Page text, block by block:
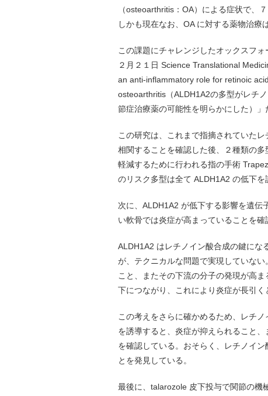
（osteoarthritis：OA）による症状で、
しかも現在なお、OA に対する薬物治療
この課題にチャレンジしたオックスフ
２月２１日 Science Translational
an anti-inflammatory role for retinoic
osteoarthritis（ALDH1A2の多型がレチ
節症治療薬の可能性を明らかにした）」
この研究は、これまで指摘されていた
相関することを確認した後、２種類の
軽減するために行われる指の手術
のリスク多型は全て ALDH1A2 の低下を
次に、ALDH1A2 が低下する影響を遺
い軟骨では炎症が高まっていることを確
ALDH1A2 はレチノイン酸合成の鍵にな
が、テクニカルな問題で実現していな
こと、またその下流の分子の発現が高
下につながり、これにより炎症が長引く
この考えをさらに確かめるため、レチ
を誘導すると、炎症が抑えられること
を確認している。おそらく、レチノイ
とを発見している。
最後に、talarozole 皮下投与で関節の機